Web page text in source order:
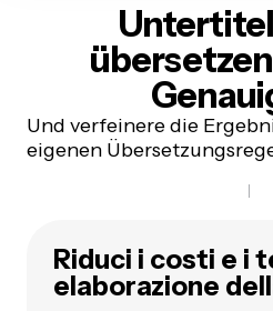
übersetzen
Und verfeinere die
eigenen
Riduci i costi e i
elaborazione